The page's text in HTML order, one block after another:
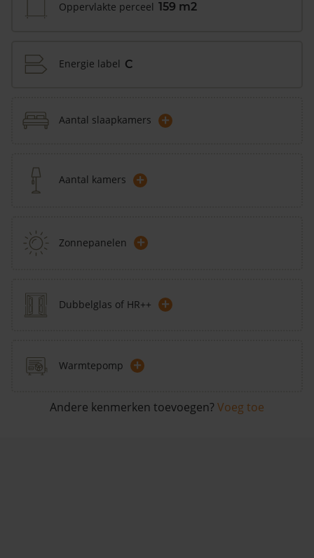
Oppervlakte perceel 159 m2
Energie label C
Aantal slaapkamers +
Aantal kamers +
Zonnepanelen +
Dubbelglas of HR++ +
Warmtepomp +
Andere kenmerken toevoegen? Voeg toe